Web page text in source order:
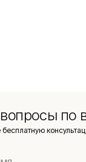
бесплатную
по